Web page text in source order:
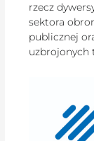
rzecz
sektora
publicznej
uzbrojonych